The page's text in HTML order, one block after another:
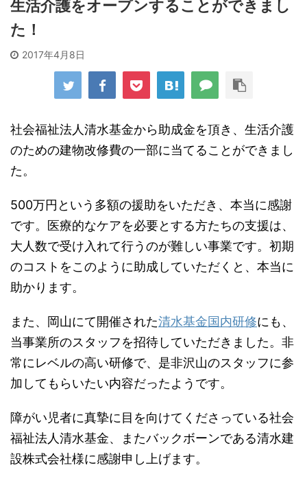
生活介護をオープンすることができまし
た！
2017年4月8日
社会福祉法人清水基金から助成金を頂き、生活介護
のための建物改修費の一部に当てることができまし
た。
500万円という多額の援助をいただき、本当に感謝
です。医療的なケアを必要とする方たちの支援は、
大人数で受け入れて行うのが難しい事業です。初期
のコストをこのように助成していただくと、本当に
助かります。
また、岡山にて開催された清水基金国内研修にも、
当事業所のスタッフを招待していただきました。非
常にレベルの高い研修で、是非沢山のスタッフに参
加してもらいたい内容だったようです。
障がい児者に真摯に目を向けてくださっている社会
福祉法人清水基金、またバックボーンである清水建
設株式会社様に感謝申し上げます。